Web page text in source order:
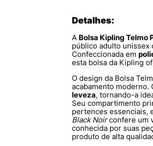
Detalhes:
A Bolsa Kipling Telmo
público adulto unissex
Confeccionada em
esta bolsa da Kipling
O design da Bolsa
acabamento moderno.
leveza, tornando-a
Seu compartimento
pertences essenciais,
Black Noirconfere um
conhecida por suas
produto de alta